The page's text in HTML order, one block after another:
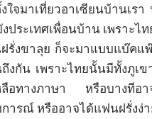
ใจมาเที่ยวอาเซียนบ้านเร
ประเทศเพื่อนบ้าน เพราะ
ฝรั่งขาลุย ก็จะมาแบบแบ๊ค
งกัน เพราะไทยนั้นมีทั้งภูเ
ลือทางภาษา หรือบางทีอ
ารณ์ หรืออาจได้แฟนฝรั่งง่า